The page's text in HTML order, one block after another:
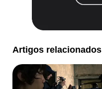
Artigos relacionados